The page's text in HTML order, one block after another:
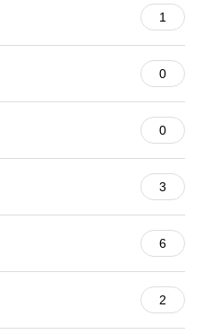
1
0
0
3
6
2